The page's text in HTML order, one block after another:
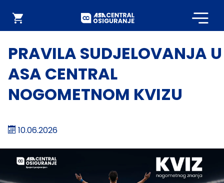
Webshop
PRAVILA SUDJELOVANJA U
ASA CENTRAL
NOGOMETNOM KVIZU
10.06.2026